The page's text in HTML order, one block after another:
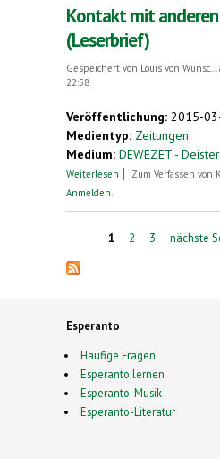
Kontakt mit
(Leserbrief)
Gespeichert von Louis von Wunsc...
22:58
Veröffentlichung: 2015-
Medientyp: Zeitungen
Medium: DEWEZET -
Weiterlesen über Kontakt mit
Zum Verfassen von
Anmelden
Seiten1 2 3 nächste
Esperanto
Häufige Fragen
Esperanto lernen
Esperanto-Musik
Esperanto-Literatur